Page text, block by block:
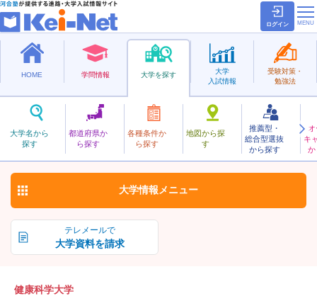
ログイン
HOME 学問情報 大学を探す
大学名から
探す
都道府県か
ら探す
各種条件か
ら探す
地図から探
す
推薦型・
総合型選抜
から探す
キ
か
大学
入試情報
受験対策・
勉強法
私立
けんこうかがく
健康科学大学 お気に入り
テレメールで
大学資料を請求
大学情報 メニュー
健康科学大学